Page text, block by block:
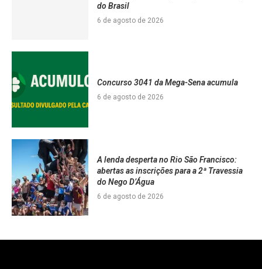
do Brasil
6 de agosto de 2026
Concurso 3041 da Mega-Sena acumula
6 de agosto de 2026
A lenda desperta no Rio São Francisco:
abertas as inscrições para a 2ª Travessia
do Nego D’Água
6 de agosto de 2026